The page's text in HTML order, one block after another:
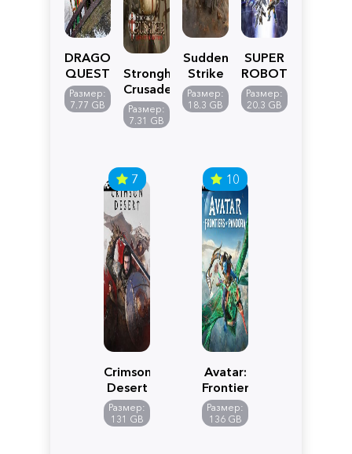
DRAGON
QUEST
VII
Reimagined
Размер:
7.77 GB
Stronghold
Crusader:
Definitive
Edition
Размер:
7.31 GB
Sudden
Strike
5
Размер:
18.3 GB
SUPER
ROBOT
WARS
Y
Размер:
20.3 GB
7
Crimson
Desert
Размер:
131 GB
10
Avatar:
Frontiers
of
Pandora
Размер:
136 GB